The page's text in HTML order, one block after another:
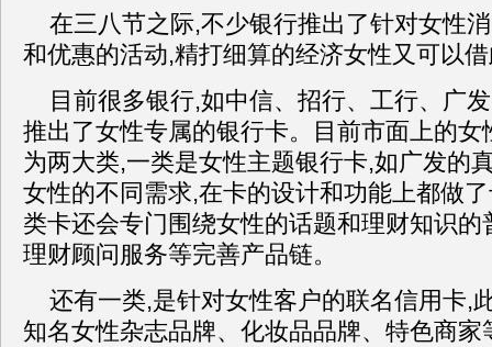
在三八节之际,不少银行推出了针对女性
和优惠的活动,精打细算的经济女性又可以
目前很多银行,如中信、招行、工行、广
推出了女性专属的银行卡。目前市面上的女
为两大类,一类是女性主题银行卡,如广发的
女性的不同需求,在卡的设计和功能上都做
类卡还会专门围绕女性的话题和理财知识
理财顾问服务等完善产品链。
还有一类,是针对女性客户的联名信用卡,
知名女性杂志品牌、化妆品品牌、特色商